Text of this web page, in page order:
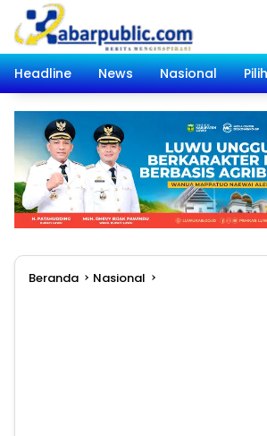
Langsung
konten
Headline
News Nasional
Beranda Nasional